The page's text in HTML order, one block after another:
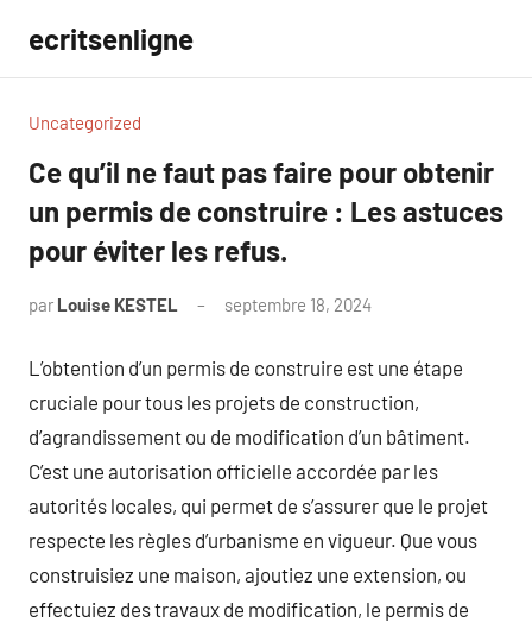
contenu
ecritsenligne
Uncategorized
Ce qu’il ne faut pas faire pour obtenir
un permis de construire : Les astuces
pour éviter les refus.
par Louise KESTEL septembre 18, 2024
L’obtention d’un permis de construire est une étape
cruciale pour tous les projets de construction,
d’agrandissement ou de modification d’un bâtiment.
C’est une autorisation officielle accordée par les
autorités locales, qui permet de s’assurer que le projet
respecte les règles d’urbanisme en vigueur. Que vous
construisiez une maison, ajoutiez une extension, ou
effectuiez des travaux de modification, le permis de